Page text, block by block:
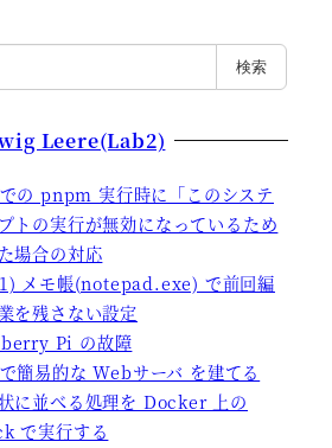
検索
Leere(Lab2)
の pnpm 実行時に「このシステ
トの実行が無効になっているため
場合の対応
メモ帳(notepad.exe) で前回編
を残さない設定
Pi の故障
簡易的な Webサーバ を建てる
に並べる処理を Docker 上の
で実行する